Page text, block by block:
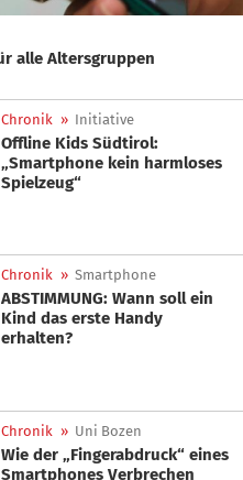
Chronik » Initiative
Offline Kids Südtirol:
„Smartphone kein harmloses
Spielzeug“
Chronik » Smartphone
ABSTIMMUNG: Wann soll ein
Kind das erste Handy
erhalten?
Chronik » Uni Bozen
Wie der „Fingerabdruck“ eines
Smartphones Verbrechen